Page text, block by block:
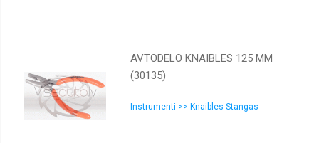
AVTODELO KNAIBLES 125 MM
(30135)
Instrumenti >> Knaibles Stangas